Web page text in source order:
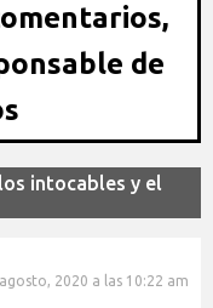
de
intocables y el
2020 a las 10:22 am